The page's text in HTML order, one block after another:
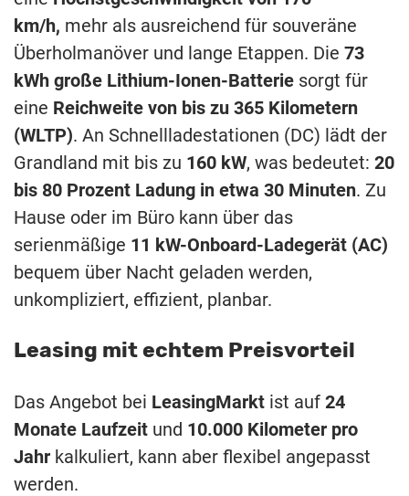
km/h, mehr als ausreichend für souveräne
Überholmanöver und lange Etappen. Die 73
kWh große Lithium-Ionen-Batterie sorgt für
eine Reichweite von bis zu 365 Kilometern
(WLTP). An Schnellladestationen (DC) lädt der
Grandland mit bis zu 160 kW, was bedeutet: 20
bis 80 Prozent Ladung in etwa 30 Minuten. Zu
Hause oder im Büro kann über das
serienmäßige 11 kW-Onboard-Ladegerät (AC)
bequem über Nacht geladen werden,
unkompliziert, effizient, planbar.
Leasing mit echtem Preisvorteil
Das Angebot bei LeasingMarkt ist auf 24
Monate Laufzeit und 10.000 Kilometer pro
Jahr kalkuliert, kann aber flexibel angepasst
werden.